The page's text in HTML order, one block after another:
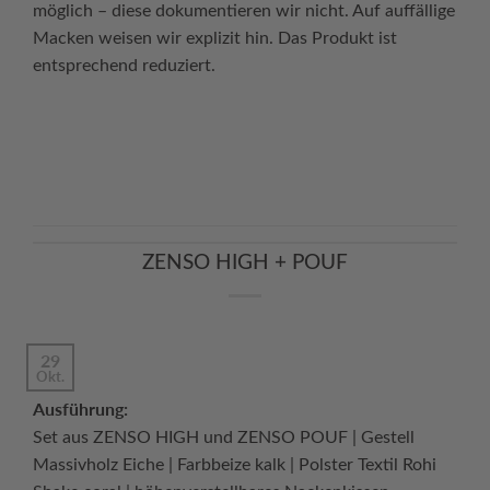
möglich – diese dokumentieren wir nicht. Auf auffällige
Macken weisen wir explizit hin. Das Produkt ist
entsprechend reduziert.
ZENSO HIGH + POUF
29
Okt.
Ausführung:
Set aus ZENSO HIGH und ZENSO POUF | Gestell
Massivholz Eiche | Farbbeize kalk | Polster Textil Rohi